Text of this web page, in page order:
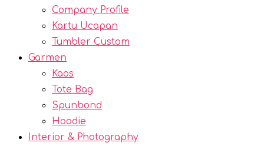
Company Profile
Kartu Ucapan
Tumbler Custom
Garmen
Kaos
Tote Bag
Spunbond
Hoodie
Interior & Photography